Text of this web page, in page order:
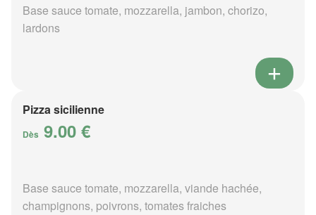
Base sauce tomate, mozzarella, jambon, chorizo,
lardons
Pizza sicilienne
Dès 9.00 €
Base sauce tomate, mozzarella, viande hachée,
champignons, poivrons, tomates fraiches